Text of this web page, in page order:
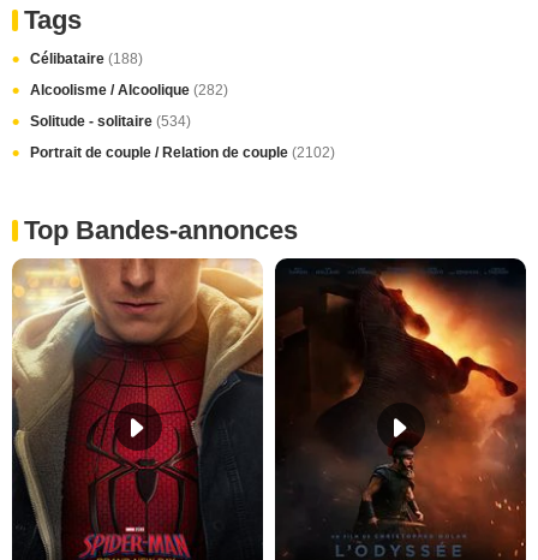
Tags
Célibataire (188)
Alcoolisme / Alcoolique (282)
Solitude - solitaire (534)
Portrait de couple / Relation de couple (2102)
Top Bandes-annonces